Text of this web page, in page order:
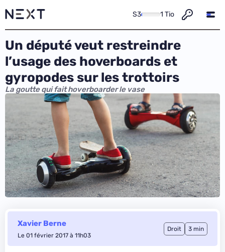
S3 1 Tio
Un député veut restreindre
l’usage des hoverboards et
gyropodes sur les trottoirs
La goutte qui fait hoverboarder le vase
Xavier Berne
Le 01 février 2017 à 11h03
Droit 3 min